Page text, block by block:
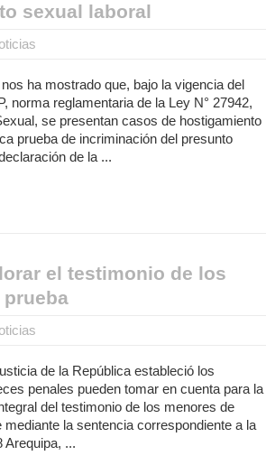
sexual laboral
ha mostrado que, bajo la vigencia del
norma reglamentaria de la Ley N° 27942,
se presentan casos de hostigamiento
prueba de incriminación del presunto
de la ...
el testimonio de los
de la República estableció los
penales pueden tomar en cuenta para la
del testimonio de los menores de
la sentencia correspondiente a la
Arequipa, ...